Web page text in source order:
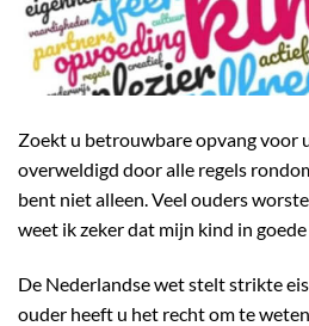
Zoekt u betrouwbare opvang voor
overweldigd door alle regels
bent niet alleen. Veel ouders
weet ik zeker dat mijn kind in goede
De Nederlandse wet stelt strikte
ouder heeft u het recht om te